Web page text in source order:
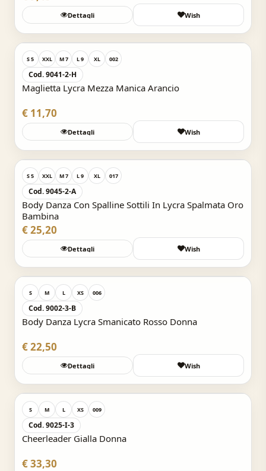
Dettagli Wish
Acquisto Veloce
S 5 XXL M 7 L 9 XL 002
Cod. 9041-2-H
Maglietta Lycra Mezza Manica Arancio
€ 11,70
Dettagli Wish
Acquisto Veloce
S 5 XXL M 7 L 9 XL 017
Cod. 9045-2-A
Body Danza Con Spalline Sottili In Lycra Spalmata Oro
Bambina
€ 25,20
Dettagli Wish
Acquisto Veloce
S M L XS 006
Cod. 9002-3-B
Body Danza Lycra Smanicato Rosso Donna
€ 22,50
Dettagli Wish
Acquisto Veloce
S M L XS 009
Cod. 9025-I-3
Cheerleader Gialla Donna
€ 33,30